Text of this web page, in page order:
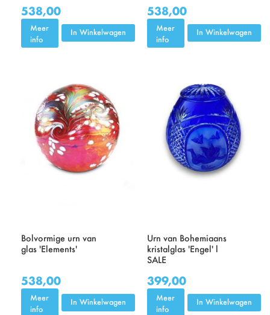
538,00
Meer
info
In Winkelwagen
538,00
Meer
info
In Winkelwagen
Bolvormige urn van
glas 'Elements'
538,00
Meer
info
In Winkelwagen
Urn van Bohemiaans
kristalglas 'Engel' l
SALE
399,00
Meer
info
In Winkelwagen